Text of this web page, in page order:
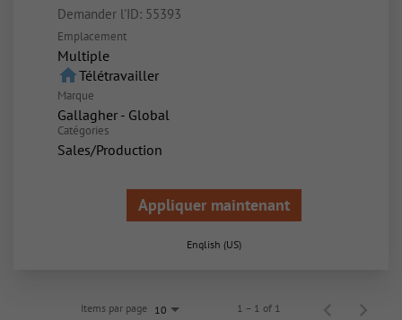
Demander l'ID: 55393
Emplacement
Multiple
homeTélétravailler
Marque
Gallagher - Global
Catégories
Sales/Production
Appliquer maintenant
English (US)
Items par page 10 1 – 1 of 1